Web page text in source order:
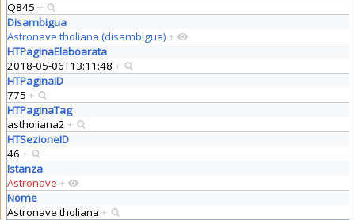
Q845 +
Disambigua
Astronave tholiana (disambigua) +
HTPaginaElaboarata
2018-05-06T13:11:48 +
HTPaginaID
775 +
HTPaginaTag
astholiana2 +
HTSezioneID
46 +
Istanza
Astronave +
Nome
Astronave tholiana +